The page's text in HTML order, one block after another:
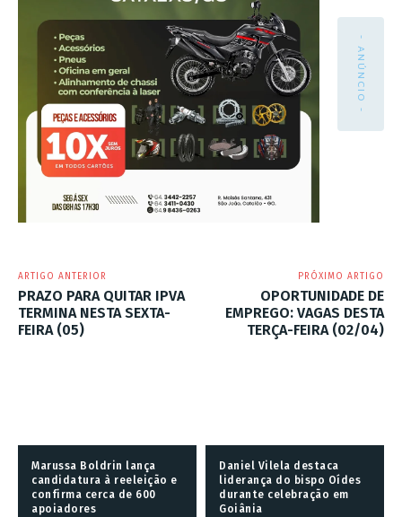
- ANÚNCIO -
ARTIGO ANTERIOR
PRAZO PARA QUITAR IPVA
TERMINA NESTA SEXTA-
FEIRA (05)
PRÓXIMO ARTIGO
OPORTUNIDADE DE
EMPREGO: VAGAS DESTA
TERÇA-FEIRA (02/04)
Marussa Boldrin lança
candidatura à reeleição e
confirma cerca de 600
apoiadores
Daniel Vilela destaca
liderança do bispo Oídes
durante celebração em
Goiânia